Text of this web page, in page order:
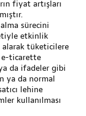
fiyat artışları
sürecini
etkinlik
alarak tüketicilere
e-ticarette
da ifadeler gibi
ya da normal
lehine
kullanılması